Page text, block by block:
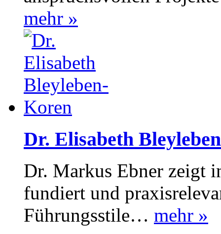
mehr »
Dr. Elisabeth
Dr. Markus Ebner zeigt
fundiert und
Führungsstile… mehr »